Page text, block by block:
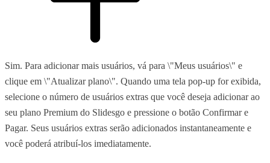
Sim. Para adicionar mais usuários, vá para \"Meus usuários\" e
clique em \"Atualizar plano\". Quando uma tela pop-up for exibida,
selecione o número de usuários extras que você deseja adicionar ao
seu plano Premium do Slidesgo e pressione o botão Confirmar e
Pagar. Seus usuários extras serão adicionados instantaneamente e
você poderá atribuí-los imediatamente.